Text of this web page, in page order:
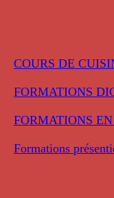
COURS DE
FORMATIONS
FORMATIONS
Formations